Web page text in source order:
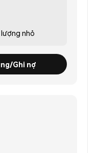
nhỏ
Ghi nợ